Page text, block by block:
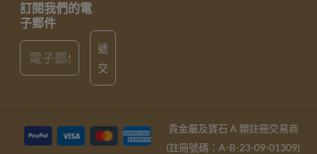
訂閱我們的電
子郵件
Email 遞
交
貴金屬及寶石 A 類註冊交易商
(註冊號碼：A-B-23-09-01309)